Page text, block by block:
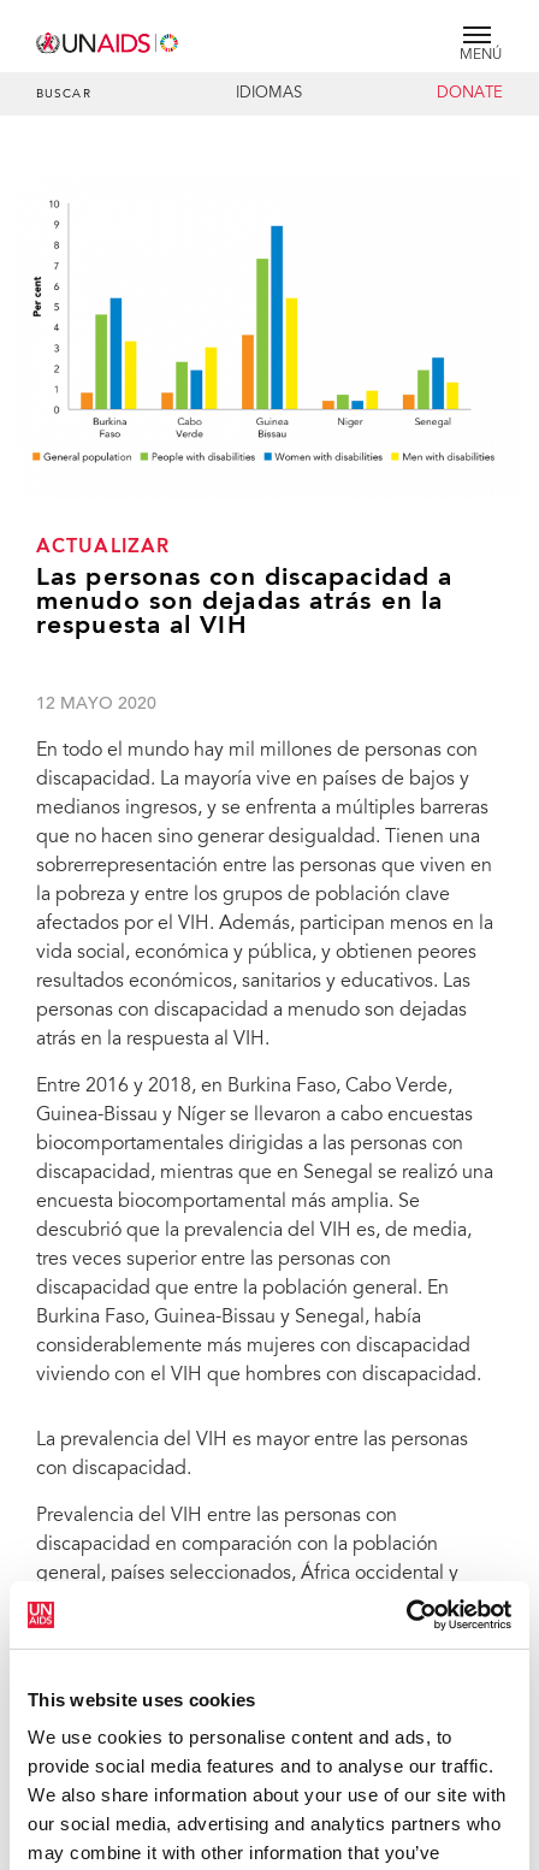
This website uses cookies
We use cookies to personalise content and ads, to
provide social media features and to analyse our traffic.
We also share information about your use of our site with
our social media, advertising and analytics partners who
may combine it with other information that you’ve
MENÚ
BUSCAR IDIOMAS DONATE
Prevalencia del VIH entre las personas con discapacidad en comparación con
la población general, países seleccionados, África occidental y central, 2016-
2018. Entre las discapacidades se encuentran la discapacidad física, visual,
auditiva, el deterioro cognitivo y los problemas de autocuidado.
ACTUALIZAR
Las personas con discapacidad a
menudo son dejadas atrás en la
respuesta al VIH
12 MAYO 2020
En todo el mundo hay mil millones de personas con
discapacidad. La mayoría vive en países de bajos y
medianos ingresos, y se enfrenta a múltiples barreras
que no hacen sino generar desigualdad. Tienen una
sobrerrepresentación entre las personas que viven en
la pobreza y entre los grupos de población clave
afectados por el VIH. Además, participan menos en la
vida social, económica y pública, y obtienen peores
resultados económicos, sanitarios y educativos. Las
personas con discapacidad a menudo son dejadas
atrás en la respuesta al VIH.
Entre 2016 y 2018, en Burkina Faso, Cabo Verde,
Guinea-Bissau y Níger se llevaron a cabo encuestas
biocomportamentales dirigidas a las personas con
discapacidad, mientras que en Senegal se realizó una
encuesta biocomportamental más amplia. Se
descubrió que la prevalencia del VIH es, de media,
tres veces superior entre las personas con
discapacidad que entre la población general. En
Burkina Faso, Guinea-Bissau y Senegal, había
considerablemente más mujeres con discapacidad
viviendo con el VIH que hombres con discapacidad.
La prevalencia del VIH es mayor entre las personas
con discapacidad.
Prevalencia del VIH entre las personas con
discapacidad en comparación con la población
general, países seleccionados, África occidental y
central, 2016-2018. Entre las discapacidades se
encuentran la discapacidad física, visual, auditiva, el
Naranja: Población general; Verde: Personas con
discapacidad; Azul: Mujeres con discapacidad;
Amarillo: Hombres con discapacidad